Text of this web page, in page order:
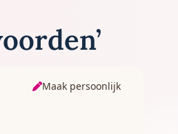
Maak persoonlijk